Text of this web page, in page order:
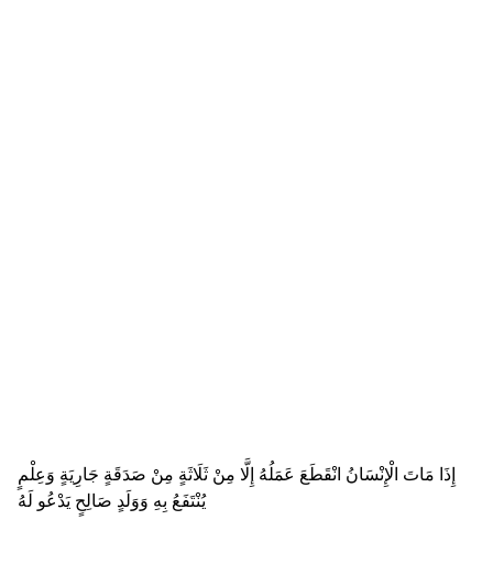
إِذَا مَاتَ الْإِنْسَانُ انْقَطَعَ عَمَلُهُ إِلَّا مِنْ ثَلَاثَةٍ مِنْ صَدَقَةٍ جَارِيَةٍ وَعِلْمٍ
يُنْتَفَعُ بِهِ وَوَلَدٍ صَالِحٍ يَدْعُو لَهُ